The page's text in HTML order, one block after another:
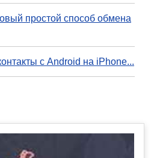
простой способ обмена
с Android на iPhone...